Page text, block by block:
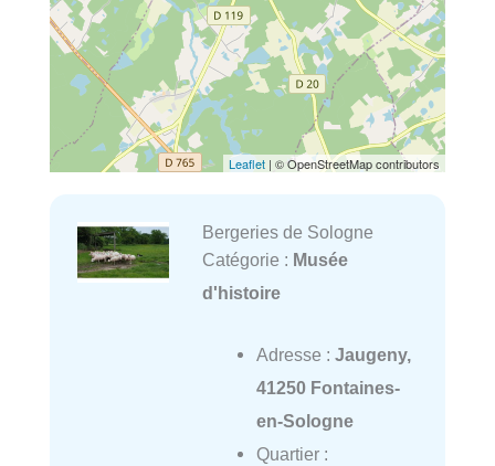
Leaflet | © OpenStreetMap contributors
Bergeries de Sologne
Catégorie : Musée
d'histoire
Adresse : Jaugeny,
41250 Fontaines-
en-Sologne
Quartier :